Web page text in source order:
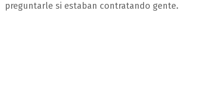
preguntarle si estaban contratando gente.